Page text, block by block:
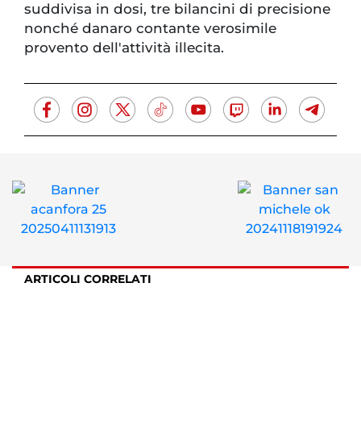
suddivisa in dosi, tre bilancini di precisione
nonché danaro contante verosimile
provento dell'attività illecita.
ARTICOLI CORRELATI